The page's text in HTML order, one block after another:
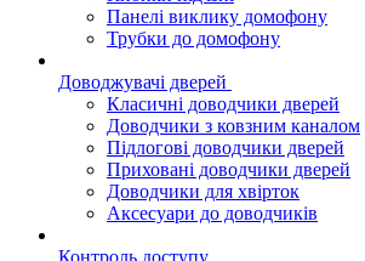
Панелі виклику домофону
Трубки до домофону
Доводжувачі дверей
Класичні доводчики дверей
Доводчики з ковзним каналом
Підлогові доводчики дверей
Приховані доводчики дверей
Доводчики для хвірток
Аксесуари до доводчиків
Контроль доступу